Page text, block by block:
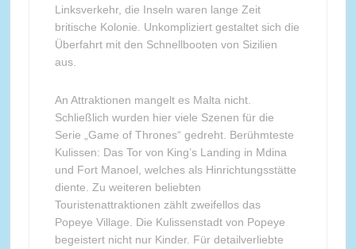
Linksverkehr, die Inseln waren lange Zeit
britische Kolonie. Unkompliziert gestaltet sich die
Überfahrt mit den Schnellbooten von Sizilien
aus.
An Attraktionen mangelt es Malta nicht.
Schließlich wurden hier viele Szenen für die
Serie „Game of Thrones“ gedreht. Berühmteste
Kulissen: Das Tor von King’s Landing in Mdina
und Fort Manoel, welches als Hinrichtungsstätte
diente. Zu weiteren beliebten
Touristenattraktionen zählt zweifellos das
Popeye Village. Die Kulissenstadt von Popeye
begeistert nicht nur Kinder. Für detailverliebte